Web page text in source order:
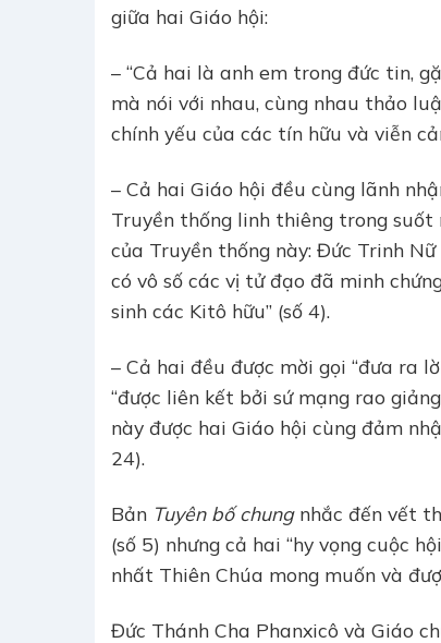
giữa hai Giáo hội:
– “Cả hai là anh em trong đức tin,
mà nói với nhau, cùng nhau thảo
chính yếu của các tín hữu và viễn
– Cả hai Giáo hội đều cùng lãnh
Truyền thống linh thiêng trong
của Truyền thống này: Đức Trinh
có vô số các vị tử đạo đã minh
sinh các Kitô hữu” (số 4).
– Cả hai đều được mời gọi “đưa ra
“được liên kết bởi sứ mạng rao
này được hai Giáo hội cùng đảm
24).
Bản Tuyên bố chungnhắc đến vết
(số 5) nhưng cả hai “hy vọng cuộc
nhất Thiên Chúa mong muốn và
Đức Thánh Cha Phanxicô và Giáo